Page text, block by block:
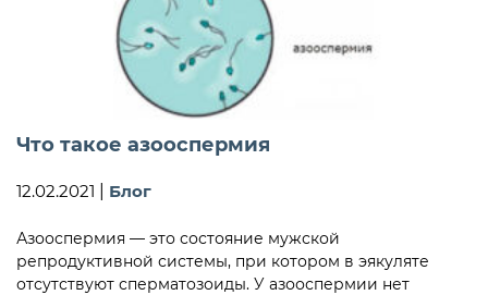
Что такое азооспермия
12.02.2021 Блог
Азооспермия — это состояние мужской
репродуктивной системы, при котором в эякуляте
отсутствуют сперматозоиды. У азооспермии нет